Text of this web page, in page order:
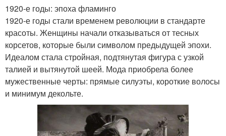
1920-е годы: эпоха фламинго
1920-е годы стали временем революции в стандарте
красоты. Женщины начали отказываться от тесных
корсетов, которые были символом предыдущей эпохи.
Идеалом стала стройная, подтянутая фигура с узкой
талией и вытянутой шеей. Мода приобрела более
мужественные черты: прямые силуэты, короткие волосы
и минимум декольте.